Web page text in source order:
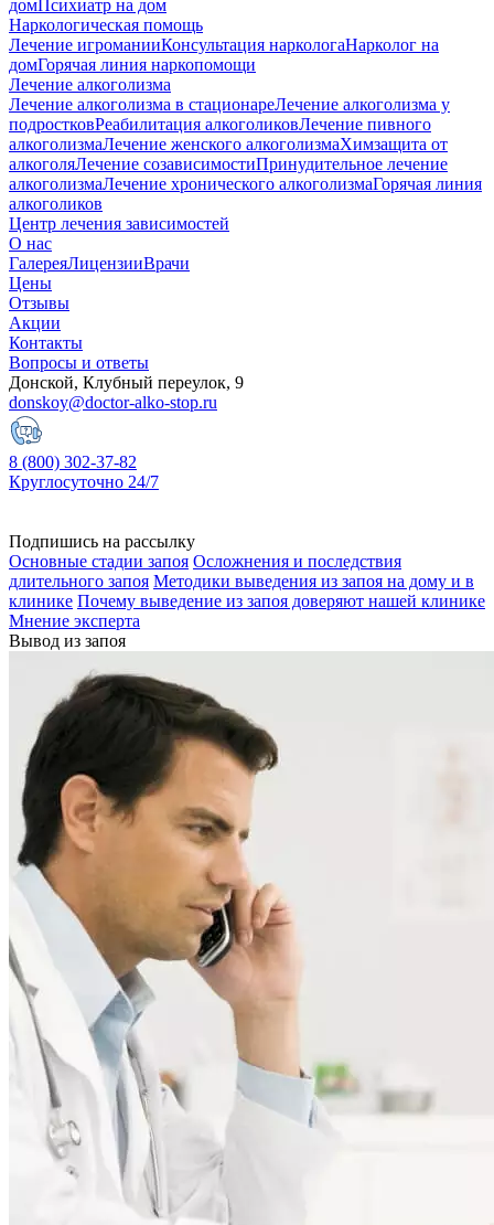
домПсихиатр на дом
Наркологическая помощь
Лечение игроманииКонсультация наркологаНарколог на
домГорячая линия наркопомощи
Лечение алкоголизма
Лечение алкоголизма в стационареЛечение алкоголизма у
подростковРеабилитация алкоголиковЛечение пивного
алкоголизмаЛечение женского алкоголизмаХимзащита от
алкоголяЛечение созависимостиПринудительное лечение
алкоголизмаЛечение хронического алкоголизмаГорячая линия
алкоголиков
Центр лечения зависимостей
О нас
ГалереяЛицензииВрачи
Цены
Отзывы
Акции
Контакты
Вопросы и ответы
Донской, Клубный переулок, 9
donskoy@doctor-alko-stop.ru
8 (800) 302-37-82
Круглосуточно 24/7
Подпишись на рассылку
Основные стадии запоя Осложнения и последствия
длительного запоя Методики выведения из запоя на дому и в
клинике Почему выведение из запоя доверяют нашей клинике
Мнение эксперта
Вывод из запоя